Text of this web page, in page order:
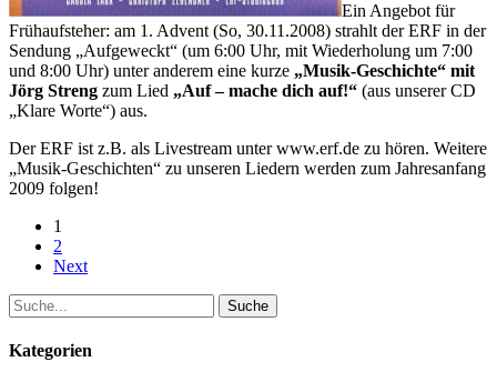
Ein Angebot für
Frühaufsteher: am 1. Advent (So, 30.11.2008) strahlt der ERF in der
Sendung „Aufgeweckt“ (um 6:00 Uhr, mit Wiederholung um 7:00
und 8:00 Uhr) unter anderem eine kurze „Musik-Geschichte“ mit
Jörg Streng zum Lied „Auf – mache dich auf!“ (aus unserer CD
„Klare Worte“) aus.
Der ERF ist z.B. als Livestream unter www.erf.de zu hören. Weitere
„Musik-Geschichten“ zu unseren Liedern werden zum Jahresanfang
2009 folgen!
1
2
Next
Suche
Kategorien